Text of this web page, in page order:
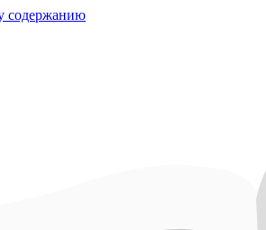
содержанию